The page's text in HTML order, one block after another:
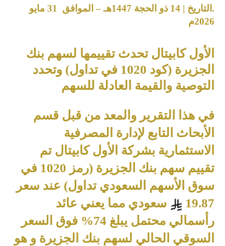
.التاريخ | 14 ذو الحجة 1447هـ – الموافق 31 مايو
2026م
الأول كابيتال تحدث تقييمها لسهم بنك
الجزيرة (كود 1020 في تداول) وتحدد
التوصية والقيمة العادلة للسهم
في هذا التقرير والمعد من قبل قسم
الأبحاث التابع لإدارة المصرفية
الاستثمارية بشركة الأول كابيتال تم
تقييم سهم بنك الجزيرة (رمز 1020 في
سوق الأسهم السعودي تداول) عند سعر
19.87
سعودي مما يعني عائد
رأسمالي محتمل يبلغ 74% فوق السعر
السوقي الحالي لسهم بنك الجزيرة و هو